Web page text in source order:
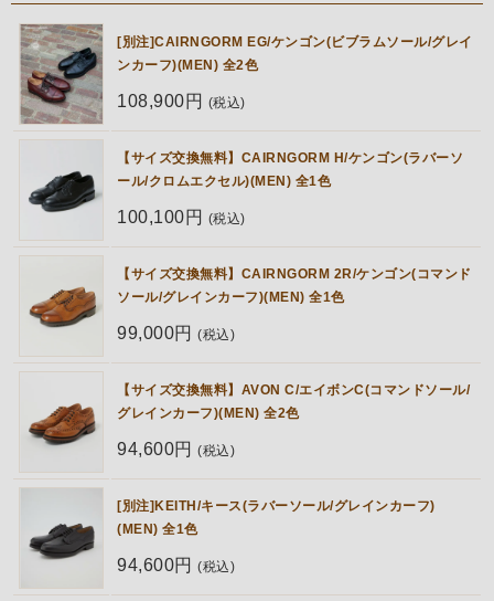
[別注]CAIRNGORM EG/ケンゴン(ビブラムソール/グレイ
ンカーフ)(MEN) 全2色
108,900円 (税込)
【サイズ交換無料】CAIRNGORM H/ケンゴン(ラバーソ
ール/クロムエクセル)(MEN) 全1色
100,100円 (税込)
【サイズ交換無料】CAIRNGORM 2R/ケンゴン(コマンド
ソール/グレインカーフ)(MEN) 全1色
99,000円 (税込)
【サイズ交換無料】AVON C/エイボンC(コマンドソール/
グレインカーフ)(MEN) 全2色
94,600円 (税込)
[別注]KEITH/キース(ラバーソール/グレインカーフ)
(MEN) 全1色
94,600円 (税込)